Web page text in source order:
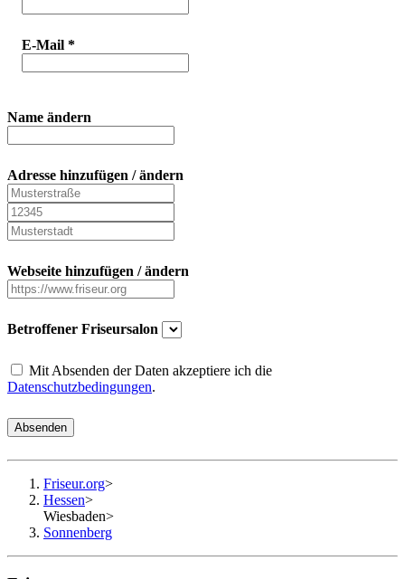
E-Mail *
Name ändern
Adresse hinzufügen / ändern
Webseite hinzufügen / ändern
Betroffener Friseursalon
Mit Absenden der Daten akzeptiere ich die
Datenschutzbedingungen.
Absenden
Friseur.org>
Hessen>
Wiesbaden>
Sonnenberg